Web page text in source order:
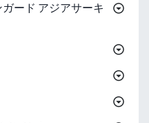
ード アジアサーキ